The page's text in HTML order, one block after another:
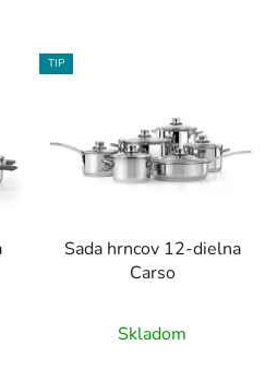
TIP
Sada hrncov 12-dielna
Carso
Skladom